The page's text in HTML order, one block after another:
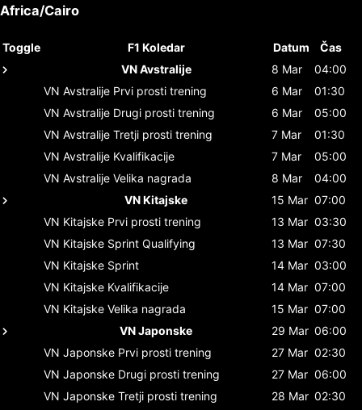
Africa/Cairo
Toggle F1 Koledar Datum
Čas
VN Avstralije
8 Mar
04:00
VN Avstralije Prvi prosti trening 6 Mar
01:30
VN Avstralije Drugi prosti trening 6 Mar
05:00
VN Avstralije Tretji prosti trening 7 Mar
01:30
VN Avstralije Kvalifikacije 7 Mar
05:00
VN Avstralije Velika nagrada 8 Mar
04:00
VN Kitajske
15 Mar 07:00
VN Kitajske Prvi prosti trening 13 Mar 03:30
VN Kitajske Sprint Qualifying 13 Mar 07:30
VN Kitajske Sprint 14 Mar 03:00
VN Kitajske Kvalifikacije 14 Mar 07:00
VN Kitajske Velika nagrada 15 Mar 07:00
VN Japonske
29 Mar 06:00
VN Japonske Prvi prosti trening 27 Mar 02:30
VN Japonske Drugi prosti trening 27 Mar 06:00
VN Japonske Tretji prosti trening 28 Mar 02:30